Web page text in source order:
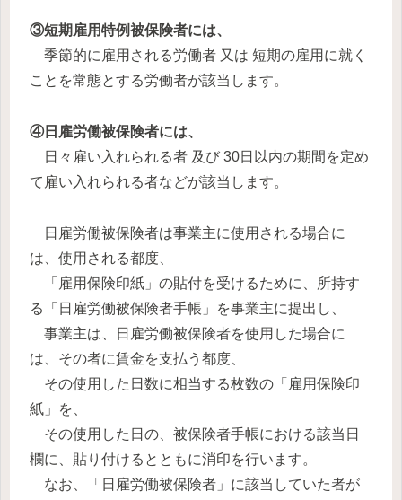
③短期雇用特例被保険者には、
季節的に雇用される労働者 又は 短期の雇用に就く
ことを常態とする労働者が該当します。
④日雇労働被保険者には、
日々雇い入れられる者 及び 30日以内の期間を定め
て雇い入れられる者などが該当します。
日雇労働被保険者は事業主に使用される場合に
は、使用される都度、
「雇用保険印紙」の貼付を受けるために、所持す
る「日雇労働被保険者手帳」を事業主に提出し、
事業主は、日雇労働被保険者を使用した場合に
は、その者に賃金を支払う都度、
その使用した日数に相当する枚数の「雇用保険印
紙」を、
その使用した日の、被保険者手帳における該当日
欄に、貼り付けるとともに消印を行います。
なお、「日雇労働被保険者」に該当していた者が